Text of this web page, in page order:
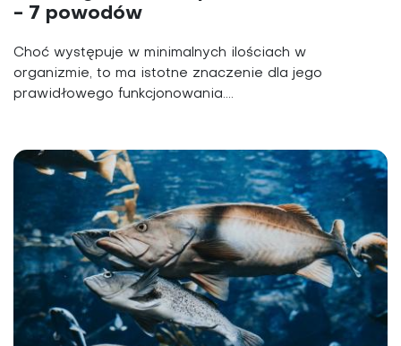
- 7 powodów
Choć występuje w minimalnych ilościach w
organizmie, to ma istotne znaczenie dla jego
prawidłowego funkcjonowania....